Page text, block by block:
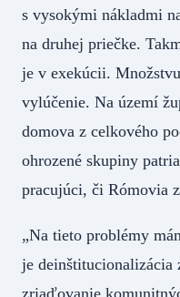
s vysokými nákladmi
na druhej priečke.
je v exekúcii.
vylúčenie. Na území
domova z celkového
ohrozené skupiny
pracujúci, či Rómovia
„Na tieto problémy
je deinštitucionalizácia